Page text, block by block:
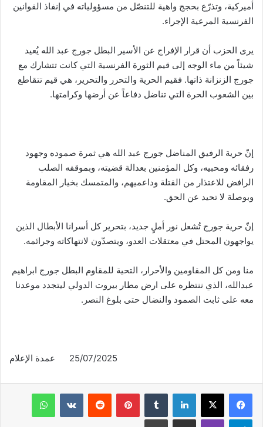
أميركية، وتذرّع بحجج واهية للتنصّل من مسؤولياته في إنفاذ القوانين
الفرنسية المرعية الإجراء.
يرى الحزب أن قرار الإفراج عن الأسير البطل جورج عبد الله يُعيد
شيئاً من ماء الوجه إلى قيم الثورة الفرنسية التي كانت تتشارك مع
جورج الزنزانة ذاتها. فقيم الحرية والتحرر والتحرير، هي قيم تتقاطع
بين الشعوب الحرة التي تناضل دفاعاً عن أرضها وكرامتها.
إنّ حرية الرفيق المناضل جورج عبد الله هي ثمرة صموده وجهود
رفقائه ومحبيه، وكل المؤمنين بعدالة قضيته، وبموقفه الصلب
الرافض للاعتذار من القتلة وداعميهم، والمتمسك بخيار المقاومة
وبوصلة لا تحيد عن الحق.
إنّ حرية جورج تُشعل نور أملٍ جديد، بتحرير كل أسرانا الأبطال الذين
يواجهون المحتل في معتقلات العدو، ويتصدّون لانتهاكاته وجرائمه.
منا ومن كل المقاومين والأحرار، التحية للمقاوم البطل جورج ابراهيم
عبدالله، الذي ننتظره على ارض مطار بيروت الدولي ليتجدد موعدنا
معه على ثابت الصمود والنضال حتى بلوغ النصر.
25/07/2025 عمدة الإعلام
فيسبوك لينكدإن بينتيريست